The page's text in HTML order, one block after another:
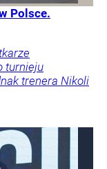
Polsce.
turnieju
trenera Nikoli